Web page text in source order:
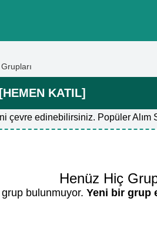
KATIL]
çevre edinebilirsiniz. Popüler
Henüz Hiç
bulunmuyor. Yeni bir grup